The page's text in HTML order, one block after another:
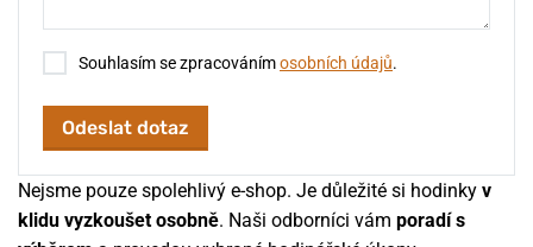
Souhlasím se zpracovánímosobních údajů.
Odeslat dotaz
Nejsme pouze spolehlivý e-shop. Je důležité si hodinky v
klidu vyzkoušet osobně. Naši odborníci vám poradí s